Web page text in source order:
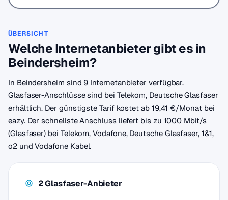
ÜBERSICHT
Welche Internetanbieter gibt es in
Beindersheim?
In Beindersheim sind 9 Internetanbieter verfügbar.
Glasfaser-Anschlüsse sind bei Telekom, Deutsche Glasfaser
erhältlich. Der günstigste Tarif kostet ab 19,41 €/Monat bei
eazy. Der schnellste Anschluss liefert bis zu 1000 Mbit/s
(Glasfaser) bei Telekom, Vodafone, Deutsche Glasfaser, 1&1,
o2 und Vodafone Kabel.
2 Glasfaser-Anbieter